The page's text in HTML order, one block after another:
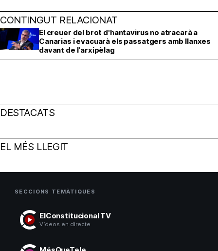
CONTINGUT RELACIONAT
El creuer del brot d'hantavirus no atracarà a
Canarias i evacuarà els passatgers amb llanxes
davant de l'arxipèlag
DESTACATS
EL MÉS LLEGIT
SECCIONS TEMÀTIQUES
ElConstitucional TV
Vídeos en directe